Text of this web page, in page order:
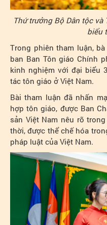
Thứ trưởng Bộ Dân tộc
biểu
Trong phiên tham luận,
ban Ban Tôn giáo Chính
kinh nghiệm với đại biểu
tác tôn giáo ở Việt Nam.
Bài tham luận đã nhấn
hợp tôn giáo, được Ban
sản Việt Nam nêu rõ
thời, được thể chế hóa
pháp luật của Việt Nam.